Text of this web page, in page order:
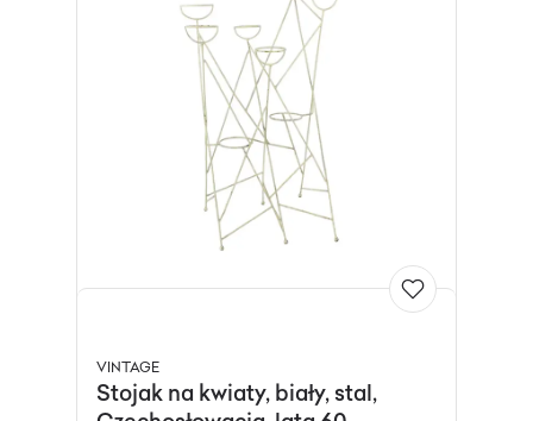
VINTAGE
Stojak na kwiaty, biały, stal,